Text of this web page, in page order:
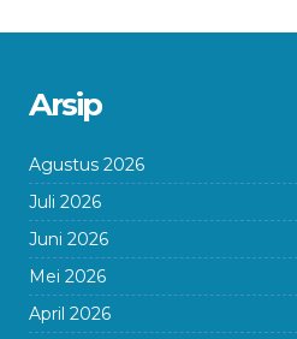
Arsip
Agustus 2026
Juli 2026
Juni 2026
Mei 2026
April 2026